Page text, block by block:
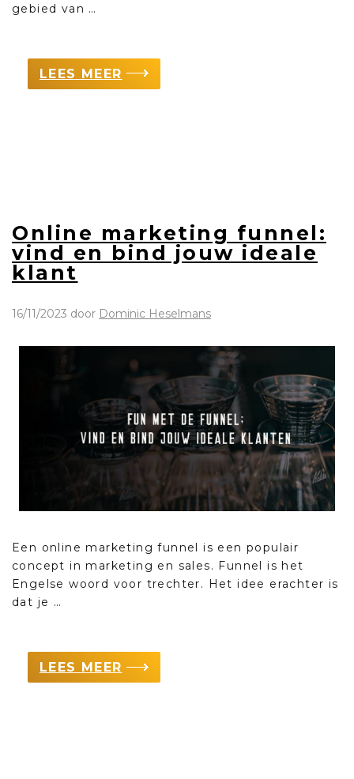
gebied van …
LEES MEER
Online marketing funnel:
vind en bind jouw ideale
klant
16/11/2023 door Dominic Heselmans
Een online marketing funnel is een populair
concept in marketing en sales. Funnel is het
Engelse woord voor trechter. Het idee erachter is
dat je …
LEES MEER